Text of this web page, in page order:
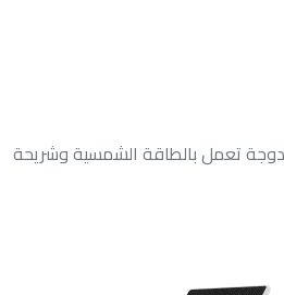
تعمل بالطاقة الشمسية وشريحة